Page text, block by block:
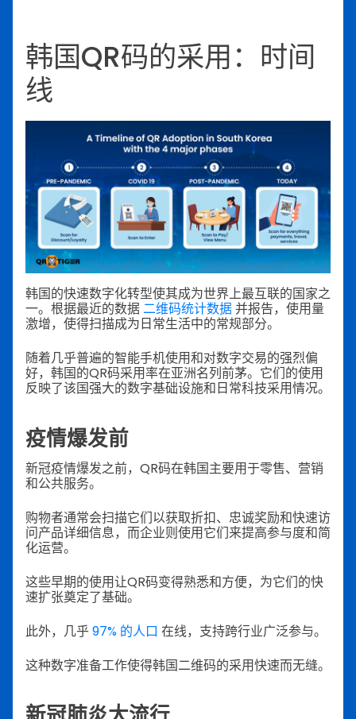
韩国QR码的采用：时间
线
韩国的快速数字化转型使其成为世界上最互联的国家之
一。根据最近的数据 二维码统计数据并报告，使用量
激增，使得扫描成为日常生活中的常规部分。
随着几乎普遍的智能手机使用和对数字交易的强烈偏
好，韩国的QR码采用率在亚洲名列前茅。它们的使用
反映了该国强大的数字基础设施和日常科技采用情况。
疫情爆发前
新冠疫情爆发之前，QR码在韩国主要用于零售、营销
和公共服务。
购物者通常会扫描它们以获取折扣、忠诚奖励和快速访
问产品详细信息，而企业则使用它们来提高参与度和简
化运营。
这些早期的使用让QR码变得熟悉和方便，为它们的快
速扩张奠定了基础。
此外，几乎97% 的人口 在线，支持跨行业广泛参与。
这种数字准备工作使得韩国二维码的采用快速而无缝。